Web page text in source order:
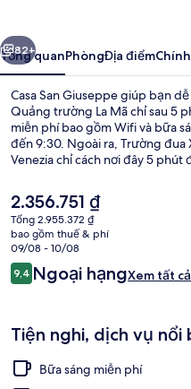
Tiếp
82+
Tổng quanPhòngĐịa điểm
Casa San Giuseppe giúp bạn
Quảng trường La Mã chỉ sau 5
miễn phí bao gồm Wifi và bữa
đến 9:30. Ngoài ra, Trường đua
Venezia chỉ cách nơi đây 5 phút
một quãng đi bộ ngắn: cách Ga
Roma 13 phút.
Giá
hiện
tại
là
2.356.751 ₫
2.356.751 ₫
Tổng 2.955.372 ₫
bao gồm thuế & phí
09/08 - 10/08
Nhận
xét
9,49,4 trên 10,
Ngoại hạngXem tất
Tiện nghi, dịch vụ nổi
Bữa sáng miễn phí